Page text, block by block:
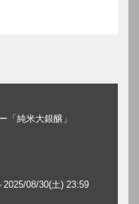
「純米大銀醸」
08/30(土) 23:59